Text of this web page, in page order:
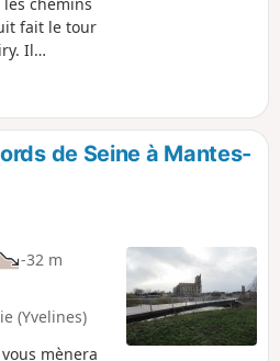
fait le tour
Il
pour
sont quasi
de Seine à Mantes-
-32 m
(Yvelines)
mènera